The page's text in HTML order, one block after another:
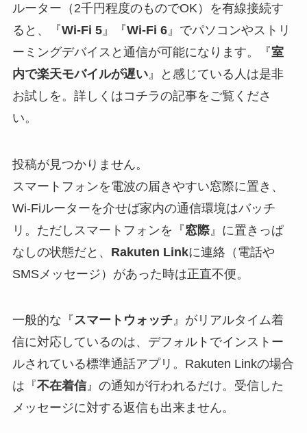
ルーター（2千円程度のものでOK）を有線接続す
ると、『Wi-Fi 5』『Wi-Fi 6』でパソコンやストリ
ーミングデバイスと通信が可能になります。『室
内で楽天モバイルが遅い』と感じている人は是非
お試しを。詳しくはコチラの記事をご覧くださ
い。
投稿が見つかりません。
スマートフォンを電波の届きやすい窓際に置き、
Wi-Fiルーターを介せば家内の通信環境はバッチ
リ。ただしスマートフォンを『窓際』に置きっぱ
なしの状態だと、 Rakuten Linkに連絡（電話や
SMSメッセージ）があった時は正直不便。
一般的な『スマートウォッチ』がリアルタイム着
信に対応しているのは、デフォルトでインストー
ルされている標準通話アプリ。Rakuten Linkの場合
は『不在着信』の通知が行われるだけ。受信した
メッセージに対する返信も出来ません。